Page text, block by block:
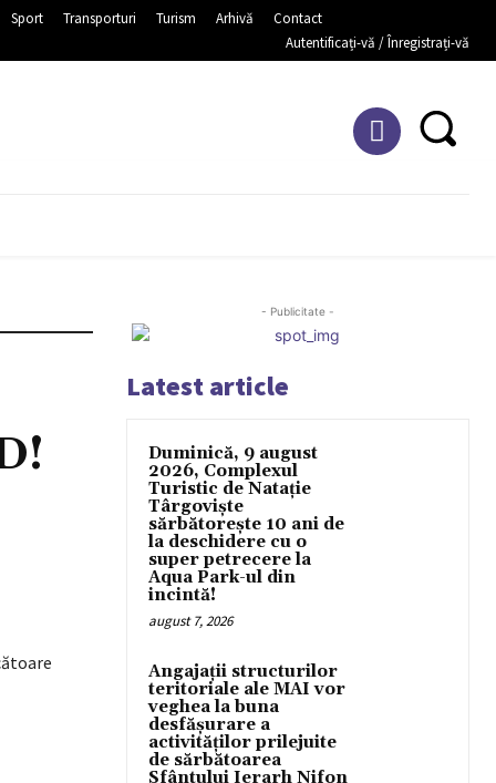
Sport Transporturi Turism Arhivă
Contact
Autentificați-vă / Înregistrați-vă
WhatsApp
- Publicitate -
Latest article
Duminică, 9 august
2026, Complexul
Turistic de Natație
Târgoviște
sărbătorește 10 ani de
la deschidere cu o
super petrecere la
Aqua Park-ul din
incintă!
august 7, 2026
Angajații structurilor
teritoriale ale MAI vor
veghea la buna
desfășurare a
activităților prilejuite
de sărbătoarea
Sfântului Ierarh Nifon